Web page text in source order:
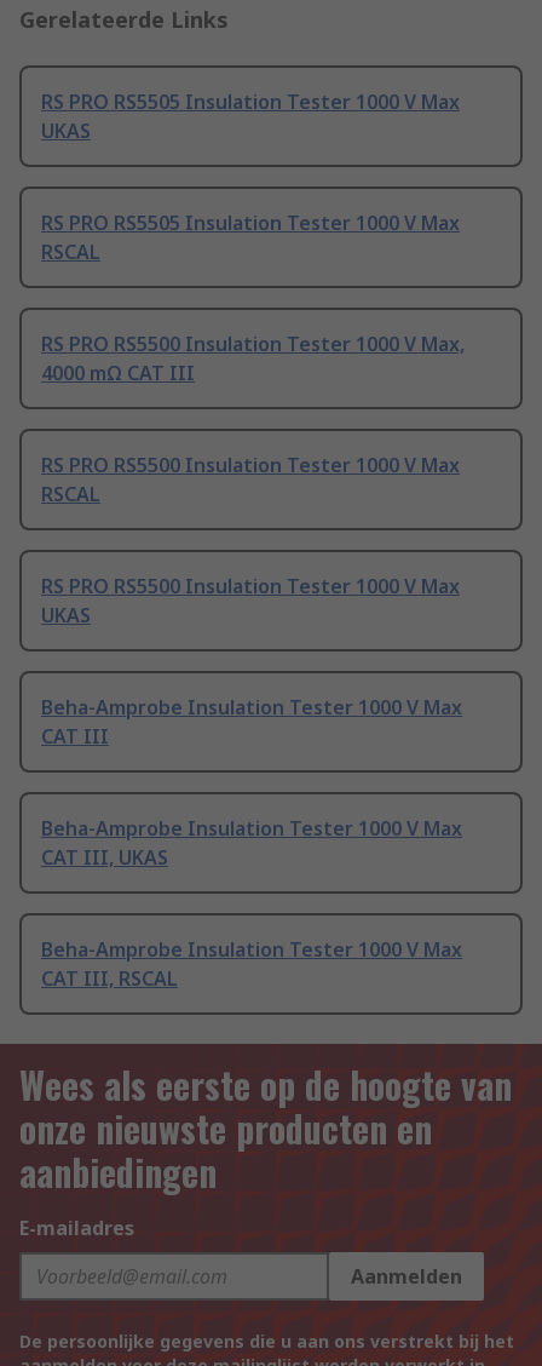
Gerelateerde Links
RS PRO RS5505 Insulation Tester 1000 V Max
UKAS
RS PRO RS5505 Insulation Tester 1000 V Max
RSCAL
RS PRO RS5500 Insulation Tester 1000 V Max,
4000 mΩ CAT III
RS PRO RS5500 Insulation Tester 1000 V Max
RSCAL
RS PRO RS5500 Insulation Tester 1000 V Max
UKAS
Beha-Amprobe Insulation Tester 1000 V Max
CAT III
Beha-Amprobe Insulation Tester 1000 V Max
CAT III, UKAS
Beha-Amprobe Insulation Tester 1000 V Max
CAT III, RSCAL
Wees als eerste op de hoogte van
onze nieuwste producten en
aanbiedingen
E-mailadres
Aanmelden
De persoonlijke gegevens die u aan ons verstrekt bij het